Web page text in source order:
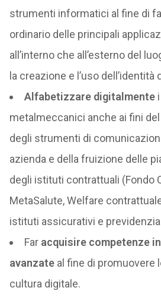
strumenti informatici al fine di
ordinario delle principali
all’interno che all’esterno del
la creazione e l’uso dell’identità
Alfabetizzare digitalmentei
metalmeccanici anche ai fini
degli strumenti di
azienda e della fruizione delle
degli istituti contrattuali (Fondo
MetaSalute, Welfare
istituti assicurativi e
Far acquisire competenze
avanzateal fine di promuovere
cultura digitale.